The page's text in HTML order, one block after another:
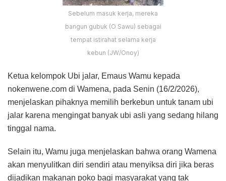
Sebelum masuk kerja, mereka
bangun gubuk (O Sawu) sebagai
tempat istirahat selama kerja
kebun (JW/Onoy)
Ketua kelompok Ubi jalar, Emaus Wamu kepada
nokenwene.com di Wamena, pada Senin (16/2/2026),
menjelaskan pihaknya memilih berkebun untuk tanam ubi
jalar karena mengingat banyak ubi asli yang sedang hilang
tinggal nama.
Selain itu, Wamu juga menjelaskan bahwa orang Wamena
akan menyulitkan diri sendiri atau menyiksa diri jika beras
dijadikan makanan poko bagi masyarakat yang tak